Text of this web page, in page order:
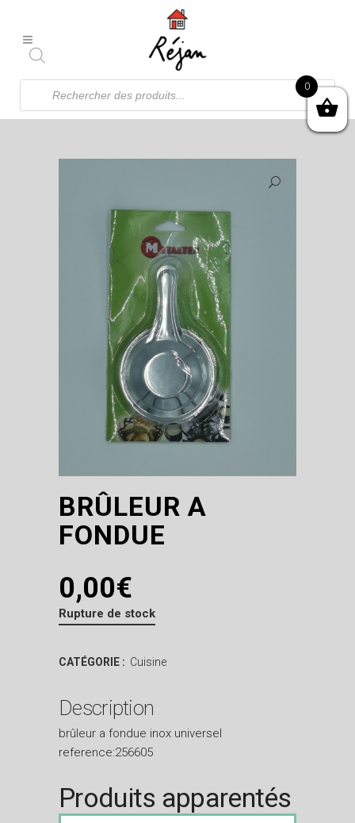
Recherche
produits
BRÛLEUR A
FONDUE
0,00€
Rupture de stock
CATÉGORIE : Cuisine
Description
brûleur a fondue inox universel
reference:256605
Produits apparentés
0